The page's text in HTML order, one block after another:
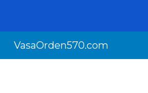
VasaOrden570.com